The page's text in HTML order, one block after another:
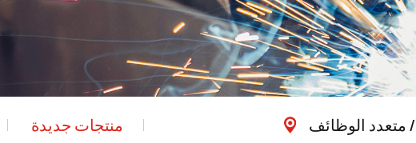
منتجات جديدة / متعدد الوظائف